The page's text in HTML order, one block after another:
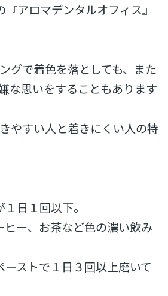
アロマデンタルオフィス』
グで着色を落としても、また
な思いをすることもあります
やすい人と着きにくい人の特
日１回以下。
ヒー、お茶など色の濃い飲み
ストで１日３回以上磨いて